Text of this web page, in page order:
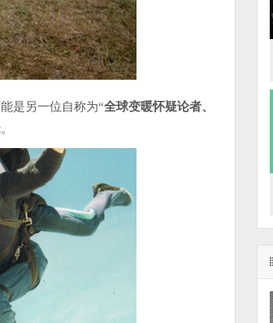
是另一位自称为“全球变暖怀疑论者、